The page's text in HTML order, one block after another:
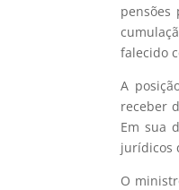
pensões
falecido
A
receber
Em sua
jurídicos
O